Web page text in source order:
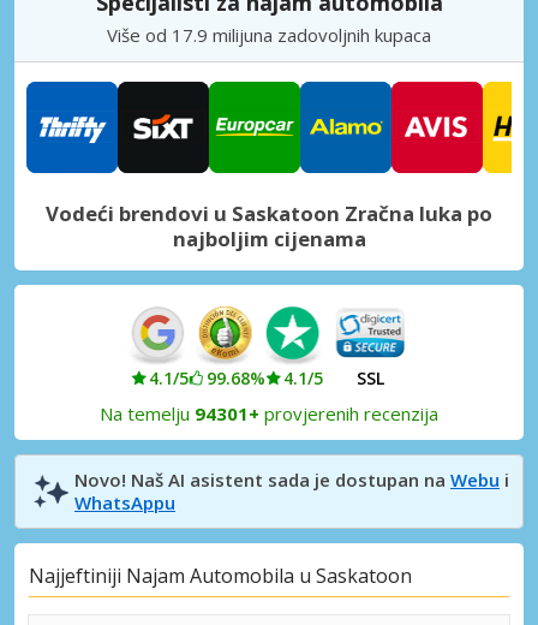
Više od 17.9 milijuna zadovoljnih kupaca
Vodeći brendovi u Saskatoon Zračna luka po
najboljim cijenama
4.1/5 99.68% 4.1/5 SSL
Na temelju 94301+ provjerenih recenzija
Novo! Naš AI asistent sada je dostupan na Webu i
WhatsAppu
Najjeftiniji Najam Automobila u Saskatoon